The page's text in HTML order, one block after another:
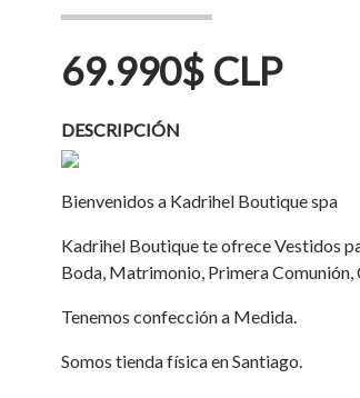
69.990$ CLP
DESCRIPCIÓN
Bienvenidos a Kadrihel Boutique spa
Kadrihel Boutique te ofrece Vestidos
Boda, Matrimonio, Primera Comunión,
Tenemos confección a Medida.
Somos tienda física en Santiago.